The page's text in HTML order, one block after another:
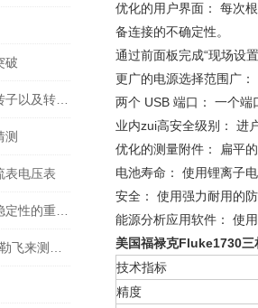
破
测
表电压表
优化的用户界面： 每次
备连接的不确定性。
通过前面板完成“现场设
更广的电源选择范围广
两个 USB 端口： 一个
业内zui高安全级别： 进
优化的测量附件： 扁平
电池寿命： 使用锂离子
安全： 使用强力耐用的
能源分析应用软件： 使
美国福禄克Fluke1730三
技术指标
精度